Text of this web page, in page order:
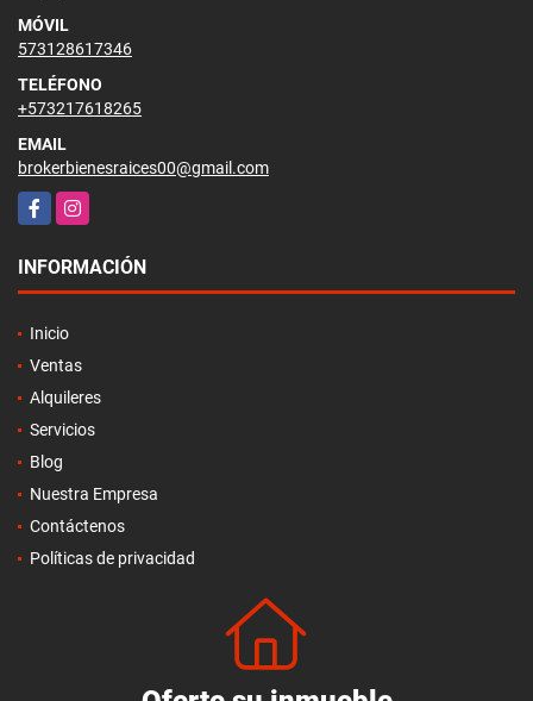
MÓVIL
573128617346
TELÉFONO
+573217618265
EMAIL
brokerbienesraices00@gmail.com
FacebookInstagram
INFORMACIÓN
Inicio
Ventas
Alquileres
Servicios
Blog
Nuestra Empresa
Contáctenos
Políticas de privacidad